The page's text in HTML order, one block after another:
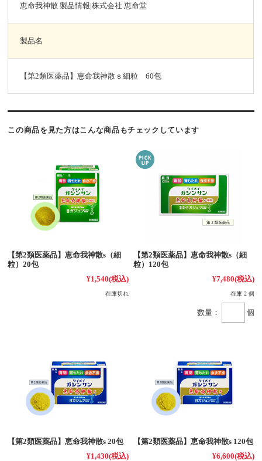
恵命我神散 製品情報|株式会社 恵命堂
製品名
【第2類医薬品】恵命我神散ｓ細粒 60包
この商品を見た方はこんな商品もチェックしています
【第2類医薬品】恵命我神散s（細
粒）20包
¥1,540(税込)
在庫切れ
【第2類医薬品】恵命我神散s（細
粒）120包
¥7,480(税込)
在庫 2 個
数量： 個
【第2類医薬品】恵命我神散s 20包
¥1,430(税込)
【第2類医薬品】恵命我神散s 120包
¥6,600(税込)